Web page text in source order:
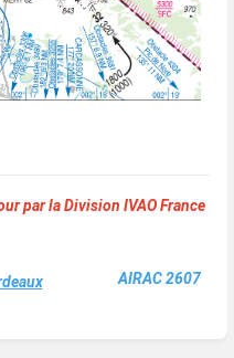
par la Division IVAO France
AIRAC 2607